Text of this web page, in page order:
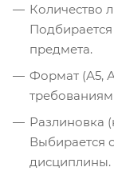
Количество
предмета.
Формат (А5,
Разлиновка
Выбирается
дисциплины.